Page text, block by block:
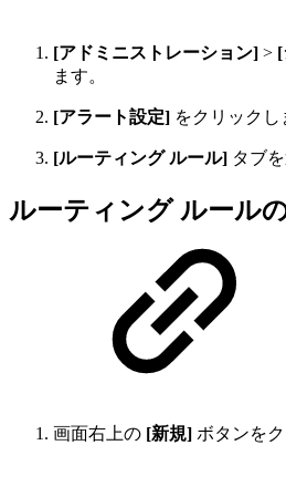
[アドミニストレーション] > [
ます。
[アラート設定] をクリックし
[ルーティング ルール] タブ
ルーティング ルール
画面右上の [新規] ボタンを